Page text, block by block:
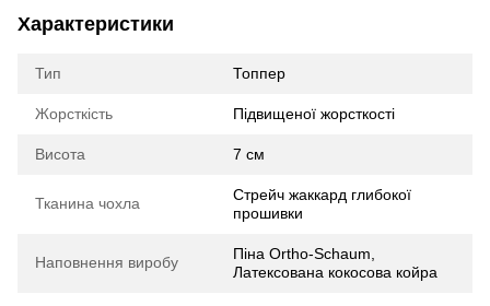
Характеристики
Тип Топпер
Жорсткість Підвищеної жорсткості
Висота 7 см
Тканина чохла
Стрейч жаккард глибокої
прошивки
Наповнення виробу
Піна Ortho-Schaum,
Латексована кокосова койра